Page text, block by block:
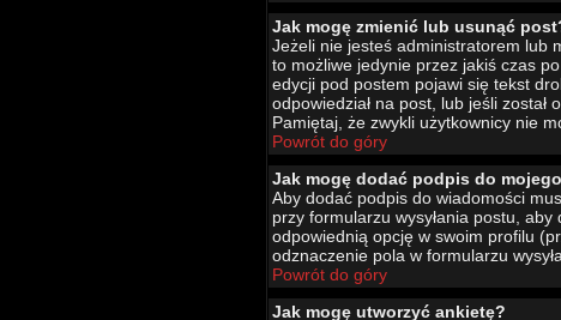
Jak mogę zmienić lub usunąć
Jeżeli nie jesteś administratorem lub
to możliwe jedynie przez jakiś czas
edycji pod postem pojawi się tekst
odpowiedział na post, lub jeśli
Pamiętaj, że zwykli użytkownicy nie
Powrót do góry
Jak mogę dodać podpis do
Aby dodać podpis do wiadomości
przy formularzu wysyłania postu,
odpowiednią opcję w swoim profilu
odznaczenie pola w formularzu
Powrót do góry
Jak mogę utworzyć ankietę?